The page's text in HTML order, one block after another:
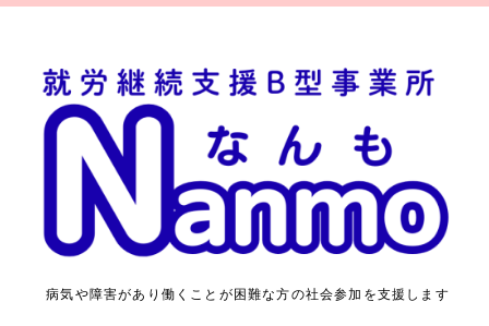
病気や障害があり働くことが困難な方の社会参加を支援します